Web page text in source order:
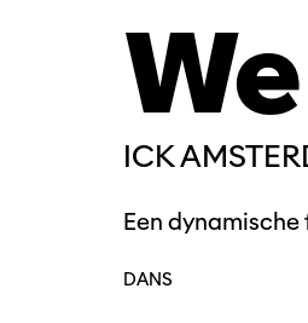
ICK
Een
DANS